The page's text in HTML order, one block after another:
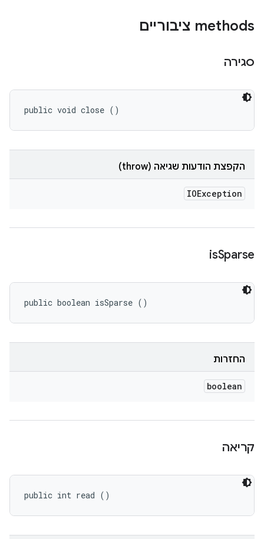
‫methods ציבוריים
סגירה
public void close ()
הקפצת הודעות שגיאה (throw)
IOException
isSparse
public boolean isSparse ()
החזרות
boolean
קריאה
public int read ()